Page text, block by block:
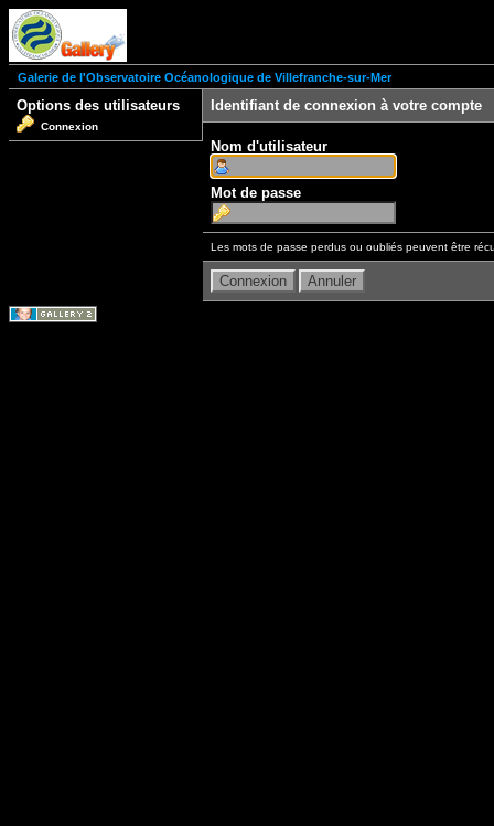
Galerie de l'Observatoire Océanologique de Villefranche-sur-Mer
Options des utilisateurs
Connexion
Identifiant de connexion à votre compte
Nom d'utilisateur
Mot de passe
Les mots de passe perdus ou oubliés peuvent être